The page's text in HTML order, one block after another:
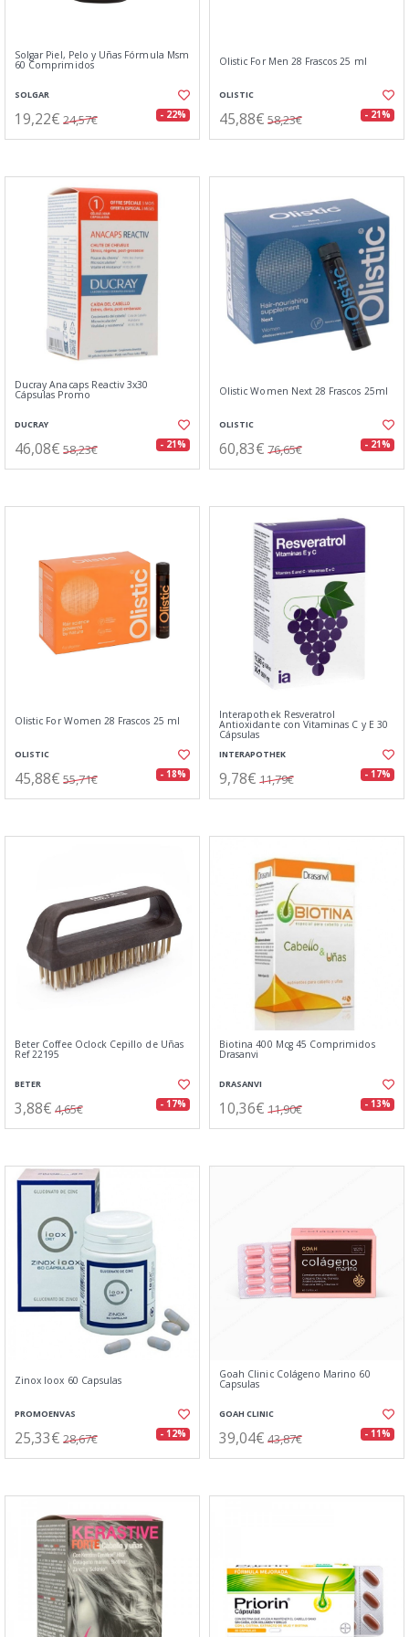
Solgar Piel, Pelo y Uñas Fórmula Msm
60 Comprimidos
SOLGAR
19,22€ 24,57€ - 22%
Olistic For Men 28 Frascos 25 ml
OLISTIC
45,88€ 58,23€ - 21%
Ducray Anacaps Reactiv 3x30
Cápsulas Promo
DUCRAY
46,08€ 58,23€ - 21%
Olistic Women Next 28 Frascos 25ml
OLISTIC
60,83€ 76,65€ - 21%
Olistic For Women 28 Frascos 25 ml
OLISTIC
45,88€ 55,71€ - 18%
Interapothek Resveratrol
Antioxidante con Vitaminas C y E 30
Cápsulas
INTERAPOTHEK
9,78€ 11,79€ - 17%
Beter Coffee Oclock Cepillo de Uñas
Ref 22195
BETER
3,88€ 4,65€ - 17%
Biotina 400 Mcg 45 Comprimidos
Drasanvi
DRASANVI
10,36€ 11,90€ - 13%
Zinox Ioox 60 Capsulas
PROMOENVAS
25,33€ 28,67€ - 12%
Goah Clinic Colágeno Marino 60
Capsulas
GOAH CLINIC
39,04€ 43,87€ - 11%